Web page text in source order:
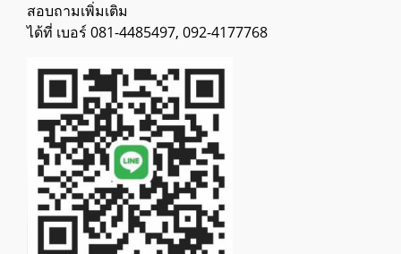
สอบถามเพิ่มเติม
ได้ที่ เบอร์ 081-4485497, 092-4177768